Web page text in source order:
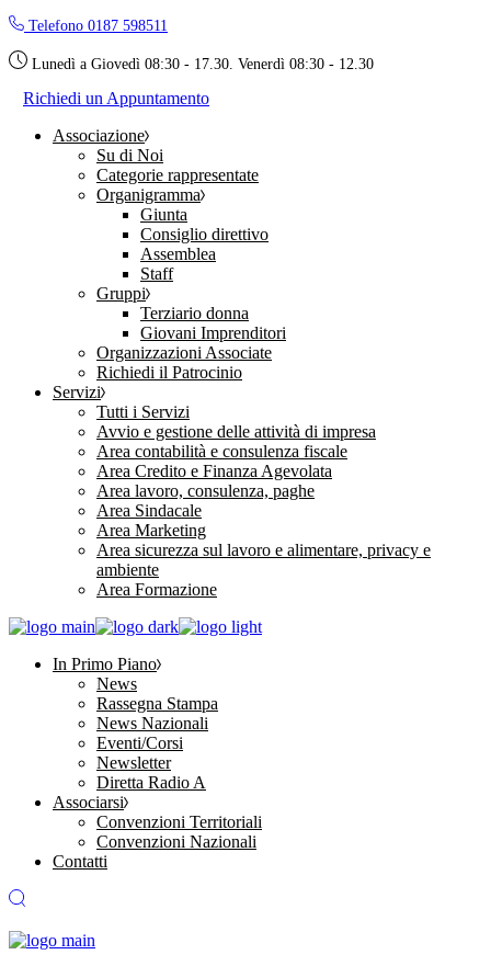
Skip
the
Telefono 0187 598511
Lunedì a Giovedì 08:30 - 17.30. Venerdì 08:30 - 12.30
Richiedi un Appuntamento
Associazione
Su di Noi
Categorie rappresentate
Organigramma
Giunta
Consiglio direttivo
Assemblea
Staff
Gruppi
Terziario donna
Giovani Imprenditori
Organizzazioni Associate
Richiedi il Patrocinio
Servizi
Tutti i Servizi
Avvio e gestione delle attività di impresa
Area contabilità e consulenza fiscale
Area Credito e Finanza Agevolata
Area lavoro, consulenza, paghe
Area Sindacale
Area Marketing
Area sicurezza sul lavoro e alimentare, privacy e
ambiente
Area Formazione
In Primo Piano
News
Rassegna Stampa
News Nazionali
Eventi/Corsi
Newsletter
Diretta Radio A
Associarsi
Convenzioni Territoriali
Convenzioni Nazionali
Contatti